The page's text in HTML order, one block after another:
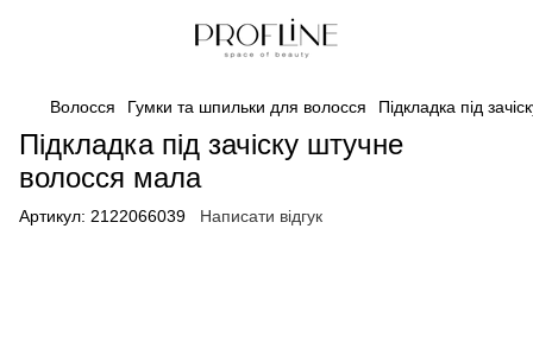
Волосся Гумки та шпильки для волосся Підкладка під
Підкладка під зачіску штучне
волосся мала
Артикул: 2122066039 Написати відгук